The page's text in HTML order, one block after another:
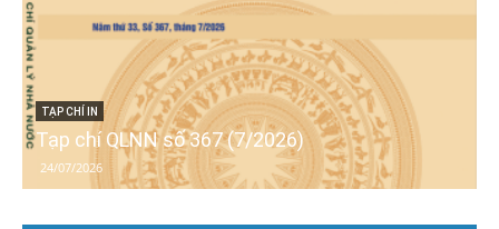
TẠP CHÍ IN
Tạp chí QLNN số 367 (7/2026)
24/07/2026